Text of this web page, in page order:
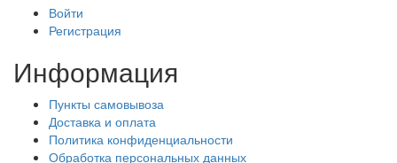
Войти
Регистрация
Информация
Пункты самовывоза
Доставка и оплата
Политика конфиденциальности
Обработка персональных данных